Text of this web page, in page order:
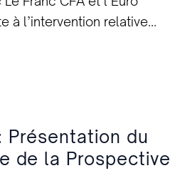
:
panafricaines. Le
: lipaco.33@gmail.com
à l’intervention relative
de Souveraineté
Présentation du
de la Prospective